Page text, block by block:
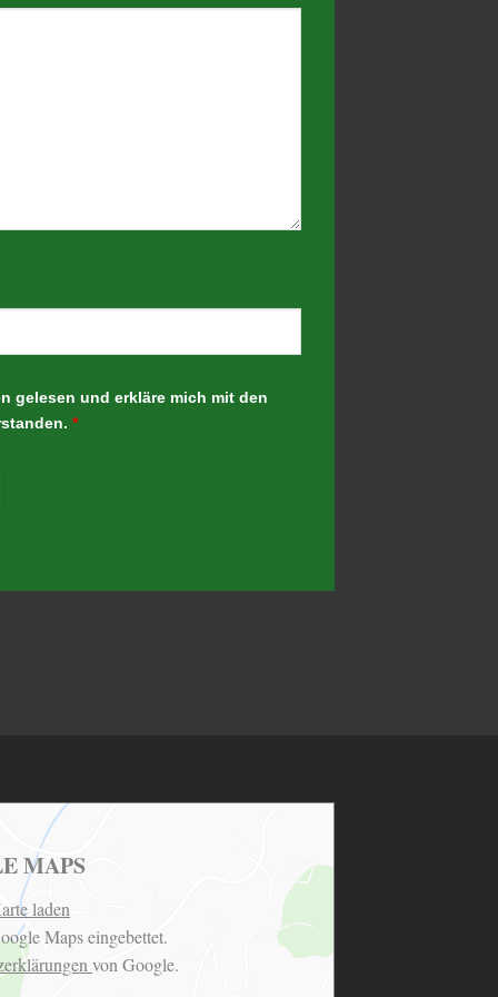
gelesen und erkläre mich mit den
*
MAPS
laden
Maps eingebettet.
von Google.